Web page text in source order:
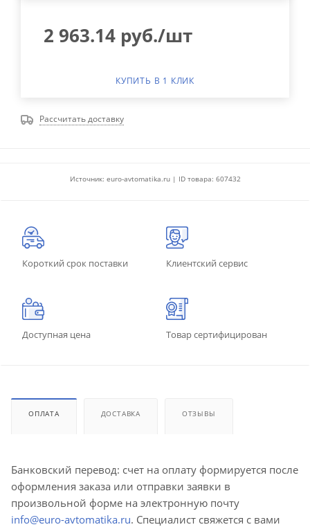
2 963.14 руб./шт
КУПИТЬ В 1 КЛИК
Рассчитать доставку
Источник: euro-avtomatika.ru | ID товара: 607432
Короткий срок поставки Клиентский сервис
Доступная цена Товар сертифицирован
ОПЛАТА ДОСТАВКА ОТЗЫВЫ
Банковский перевод: счет на оплату формируется после
оформления заказа или отправки заявки в
произвольной форме на электронную почту
info@euro-avtomatika.ru. Специалист свяжется с вами